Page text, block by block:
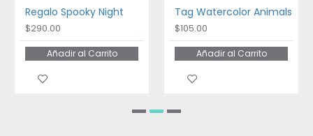
Regalo Spooky Night
$290.00
Añadir al Carrito
Tag Watercolor Animals
$105.00
Añadir al Carrito